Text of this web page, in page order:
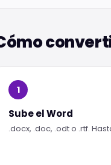
1
Sube el Word
.docx, .doc, .odt o .rtf.